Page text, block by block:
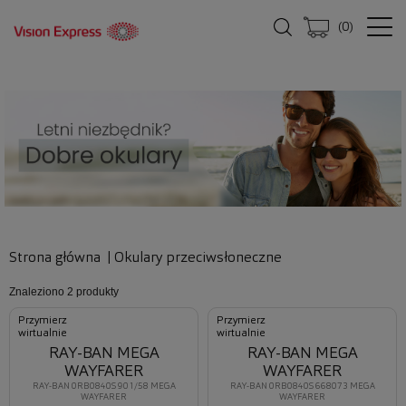
(0)
Strona główna Okulary przeciwsłoneczne
Znaleziono 2 produkty
Przymierz
wirtualnie
RAY-BAN 0RB0840S 901/58 MEGA
WAYFARER
RAY-BAN MEGA
WAYFARER
Przymierz
wirtualnie
RAY-BAN 0RB0840S 668073 MEGA
WAYFARER
RAY-BAN MEGA
WAYFARER